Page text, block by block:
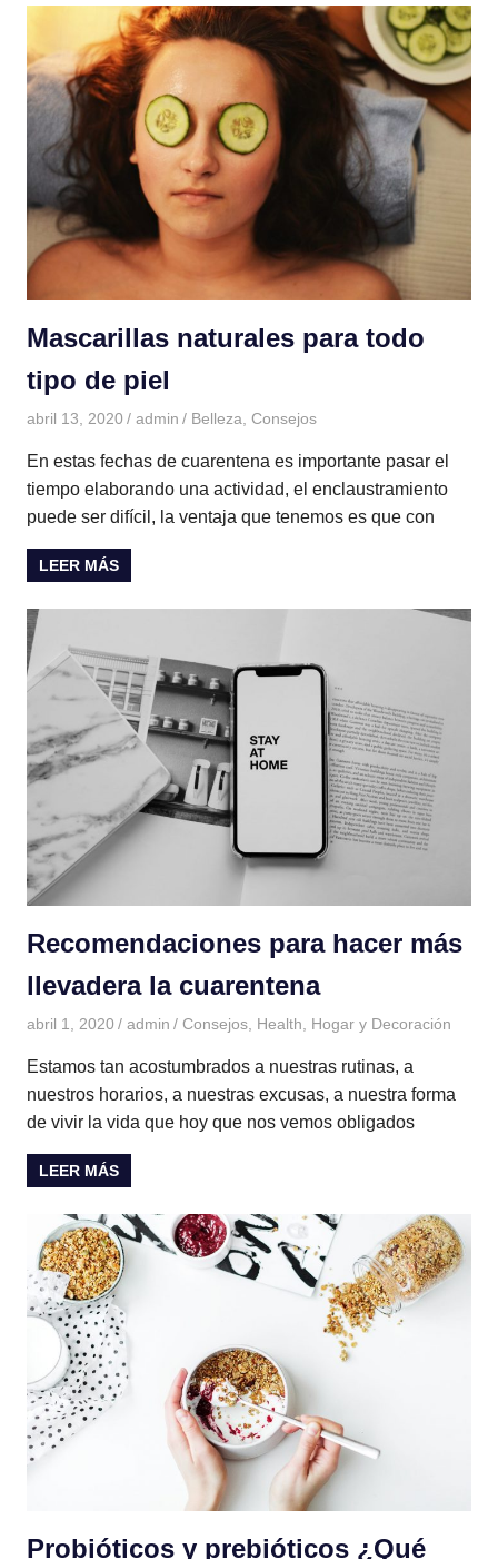
Mascarillas naturales para todo
tipo de piel
abril 13, 2020 admin Belleza Consejos
En estas fechas de cuarentena es importante pasar el
tiempo elaborando una actividad, el enclaustramiento
puede ser difícil, la ventaja que tenemos es que con
LEER MÁS
Recomendaciones para hacer más
llevadera la cuarentena
abril 1, 2020 admin Consejos, Health Hogar y Decoración
Estamos tan acostumbrados a nuestras rutinas, a
nuestros horarios, a nuestras excusas, a nuestra forma
de vivir la vida que hoy que nos vemos obligados
LEER MÁS
Probióticos y prebióticos ¿Qué